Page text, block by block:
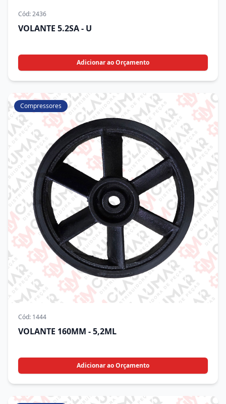
Cód:2436
VOLANTE 5.2SA - U
Adicionar ao Orçamento
Compressores
Cód: 1444
VOLANTE 160MM - 5,2ML
Adicionar ao Orçamento